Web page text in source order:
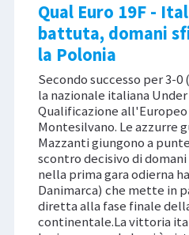
Qual Euro 19F -
battuta, domani
la Polonia
Secondo successo per 3-0
la nazionale italiana
Qualificazione
Montesilvano. Le azzurre
Mazzanti giungono a
scontro decisivo di
nella prima gara odierna
Danimarca) che mette in
diretta alla fase finale
continentale.La vittoria